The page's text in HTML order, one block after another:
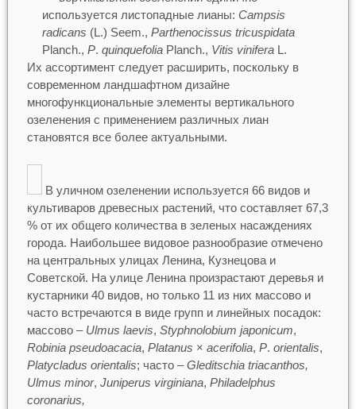
используется листопадные лианы: Campsis
radicans (L.) Seem., Parthenocissus tricuspidata
Planch., P. quinquefoliaPlanch., Vitis viniferaL.
Их ассортимент следует расширить, поскольку в
современном ландшафтном дизайне
многофункциональные элементы вертикального
озеленения с применением различных лиан
становятся все более актуальными.
В уличном озеленении используется 66 видов и
культиваров древесных растений, что составляет 67,3
% от их общего количества в зеленых насаждениях
города. Наибольшее видовое разнообразие отмечено
на центральных улицах Ленина, Кузнецова и
Советской. На улице Ленина произрастают деревья и
кустарники 40 видов, но только 11 из них массово и
часто встречаются в виде групп и линейных посадок:
массово – Ulmus laevis, Styphnolobium japonicum,
Robinia pseudoacacia, Platanus × acerifolia, P. orientalis,
Platycladus orientalis; часто –Gleditschia triacanthos,
Ulmus minor, Juniperus virginiana, Philadelphus
coronarius,